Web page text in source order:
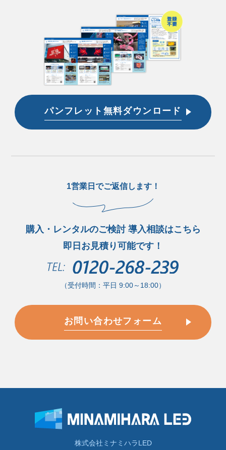
パンフレット無料ダウンロード
1営業日でご返信します！
購入・レンタルのご検討 導入相談はこちら
即日お見積り可能です！
（受付時間：平日 9:00～18:00）
お問い合わせフォーム
株式会社ミナミハラLED